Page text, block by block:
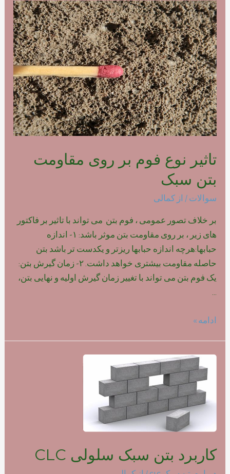
مصرف
فوم
بتن
پلیمری
تاثیر نوع فوم بر روی مقاومت
بتن سبک
سوالات / از کمالی
بر خلاف تصور عمومی ، فوم بتن می تواند با تاثیر بر فاکتور
های زیر ، بر روی مقاومت بتن موثر باشد: ۱- اندازه
حبابها:هرچه اندازه حبابها ریزتر و یکدست تر باشد بتن
حاصله مقاومت بیشتری خواهد داشت. ۲- زمان گیرش بتن:
یک فوم بتن می تواند با تغییر زمان گیرش اولیه و نهایی بتن،
تاثیر
روی
مقاومت
بتن
ادامه »
کاربرد بتن سبک سلولی CLC